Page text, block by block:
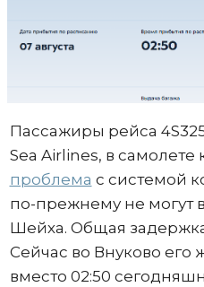
Пассажиры рейса
Sea Airlines, в самолете
проблема с системой
по-прежнему не могут
Шейха. Общая
Сейчас во Внуково его
вместо 02:50